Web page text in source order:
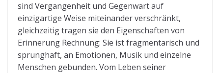
sind Vergangenheit und Gegenwart auf
einzigartige Weise miteinander verschränkt,
gleichzeitig tragen sie den Eigenschaften von
Erinnerung Rechnung: Sie ist fragmentarisch und
sprunghaft, an Emotionen, Musik und einzelne
Menschen gebunden. Vom Leben seiner